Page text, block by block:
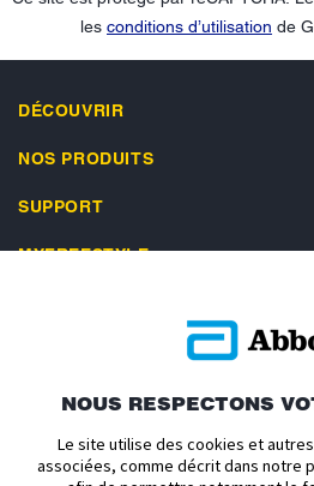
les conditions d’utilisation de
DÉCOUVRIR
NOS PRODUITS
SUPPORT
MYFREESTYLE
Politique en matière de vie privée
Conditions générales de vente
À
Politique relative aux cookies
NOUS RESPECTONS
Le site utilise des cookies et
associées, comme décrit dans notre